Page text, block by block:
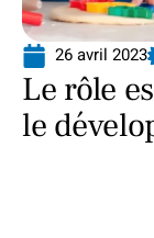
26 avril 2023
Le rôle
le